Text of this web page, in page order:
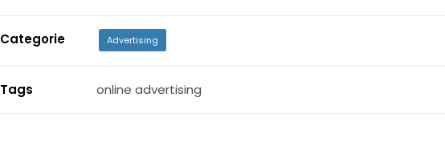
Categorie Advertising
Tags online advertising